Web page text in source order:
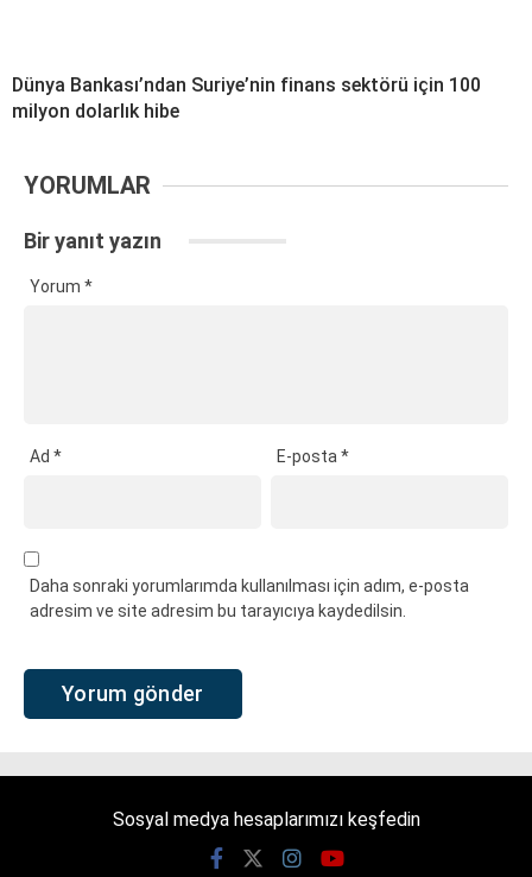
Dünya Bankası’ndan Suriye’nin finans sektörü için 100
milyon dolarlık hibe
YORUMLAR
Bir yanıt yazın
Yorum *
Ad * E-posta*
Daha sonraki yorumlarımda kullanılması için adım, e-posta
adresim ve site adresim bu tarayıcıya kaydedilsin.
Sosyal medya hesaplarımızı keşfedin